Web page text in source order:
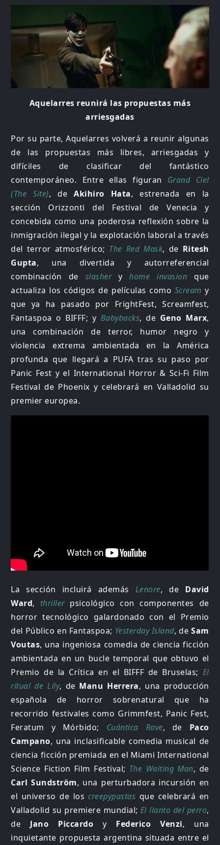
Aquelarres reunirá las propuestas más
arriesgadas
Por su parte, Aquelarres volverá a reunir algunas
de las propuestas más libres, arriesgadas y
difíciles de clasificar del fantástico
contemporáneo. Entre ellas figuran Grand Ciel
(The Site), deAkihiro Hata, estrenada en la
sección Orizzonti del Festival de Venecia y
concebida como una poderosa reflexión sobre la
inmigración ilegal y la explotación laboral a través
del terror atmosférico; The Red Mask, de Ritesh
Gupta, una divertida y autorreferencial
combinación de slasheryhome invasion que
actualiza los códigos de películas como Scream y
que ya ha pasado por FrightFest, Screamfest,
Fantaspoa o BIFFF; y Babybacks, de Geno Marx,
una combinación de terror, humor negro y
violencia extrema ambientada en la América
profunda que llegará a PUFA tras su paso por
Panic Fest y el International Horror & Sci-Fi Film
Festival de Phoenix y celebrará en Valladolid su
premier europea.
La sección incluirá además Lenore, de David
Ward, thriller psicológico con componentes de
horror tecnológico galardonado con el Premio
del Público en Fantaspoa; Yesterday Island, deSam
Voutas, una ingeniosa comedia de ciencia ficción
ambientada en un bucle temporal que obtuvo el
Premio de la Crítica en el BIFFF de Bruselas; El
ritual de Lily, de Manu Herrera, una producción
española de horror sobrenatural que ha
recorrido festivales como Grimmfest, Panic Fest,
Feratum y Mórbido; Cuántica Rave, de Paco
Campano, una inclasificable comedia musical de
ciencia ficción premiada en el Miami International
Science Fiction Film Festival; The Waiting Man, de
Carl Sundström, una perturbadora incursión en
el universo de loscreepypastas que celebrará en
Valladolid su premiere mundial; El llanto del perro,
de Jano Piccardo y Federico Venzi, una
inquietante propuesta argentina situada entre el